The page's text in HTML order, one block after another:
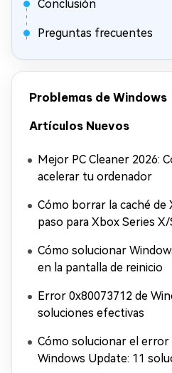
Conclusión
Preguntas frecuentes
Problemas de Windows
Artículos Nuevos
Mejor PC Cleaner 2026:
acelerar tu ordenador
Cómo borrar la caché de
paso para Xbox Series
Cómo solucionar
en la pantalla de reinicio
Error 0x80073712 de
soluciones efectivas
Cómo solucionar el error
Windows Update: 11